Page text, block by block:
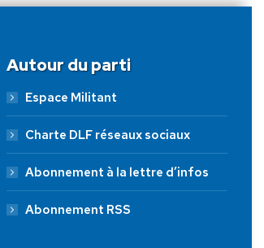
Autour du parti
Espace Militant
Charte DLF réseaux sociaux
Abonnement à la lettre d’infos
Abonnement RSS